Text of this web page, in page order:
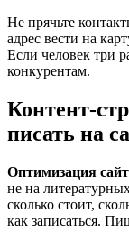
Не прячьте
адрес вести на
Если человек три
конкурентам.
Контент-
писать на
Оптимизация
не на
сколько стоит,
как записаться.